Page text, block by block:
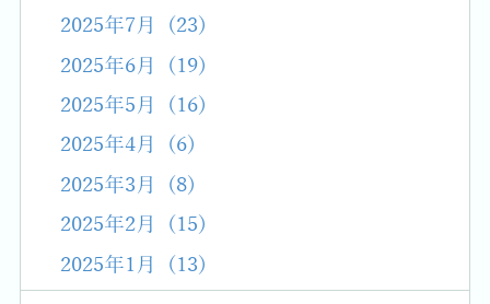
2025年7月 (23)
2025年6月 (19)
2025年5月 (16)
2025年4月 (6)
2025年3月 (8)
2025年2月 (15)
2025年1月 (13)